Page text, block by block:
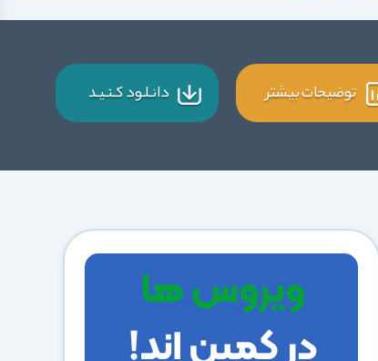
توضیحات بیشتر دانـلـود کـنـیـد